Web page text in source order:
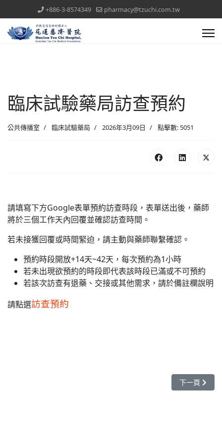
+886-3-8574349 pharmacy@tzuchi.com.tw
臨床試驗藥局訪查預約
公共傳播室 臨床試驗藥局 2026年3月09日 點擊數: 5051
請填寫下方Google表單預約訪查時段，表單送出後，藥師
將於三個工作天內回覆並確認訪查時間。
若未接獲回覆或時間緊迫，請主動與藥師聯繫確認。
預約時段開放+14天~42天，每次預約為1小時
若未出現欲預約的時段即代表該時段已滿或不可預約
若該次訪查有退藥、交接或其他需求，請於備註欄說明
請點選訪查預約
下一篇文章:
下一頁